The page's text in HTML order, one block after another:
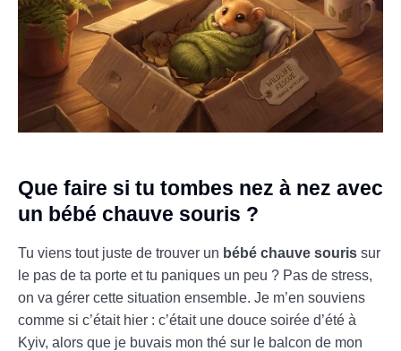
Que faire si tu tombes nez à nez avec
un bébé chauve souris ?
Tu viens tout juste de trouver un bébé chauve souris sur
le pas de ta porte et tu paniques un peu ? Pas de stress,
on va gérer cette situation ensemble. Je m’en souviens
comme si c’était hier : c’était une douce soirée d’été à
Kyiv, alors que je buvais mon thé sur le balcon de mon